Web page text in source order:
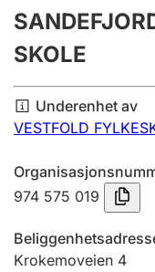
Årsregnskap
Innsending og
Betaling og
SKOLE
Underenhet av
VESTFOLD
974 575 019
Krokemoveien 4